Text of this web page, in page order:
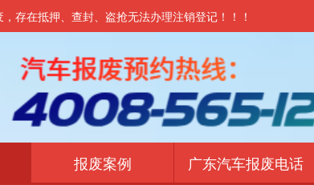
存在抵押、查封、盗抢无法办理注销登记！！！
报废案例 广东汽车报废电话